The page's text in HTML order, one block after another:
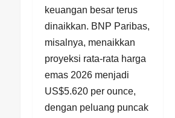
keuangan besar terus
dinaikkan. BNP Paribas,
misalnya, menaikkan
proyeksi rata-rata harga
emas 2026 menjadi
US$5.620 per ounce,
dengan peluang puncak